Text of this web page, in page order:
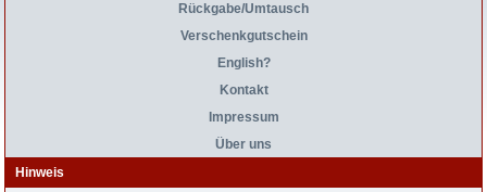
Rückgabe/Umtausch
Verschenkgutschein
English?
Kontakt
Impressum
Über uns
Hinweis